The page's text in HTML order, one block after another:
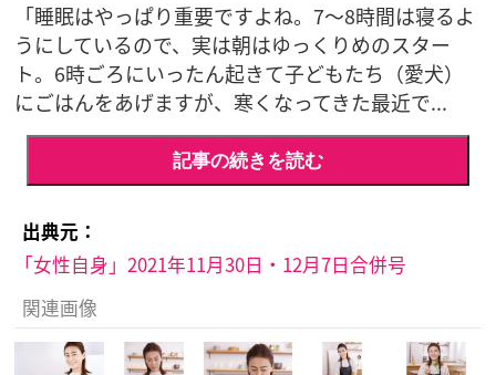
「睡眠はやっぱり重要ですよね。7～8時間は寝るよ
うにしているので、実は朝はゆっくりめのスター
ト。6時ごろにいったん起きて子どもたち（愛犬）
にごはんをあげますが、寒くなってきた最近で...
記事の続きを読む
出典元：
「女性自身」2021年11月30日・12月7日合併号
関連画像